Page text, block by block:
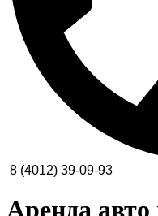
8 (4012) 39-09-93
Аренда авто